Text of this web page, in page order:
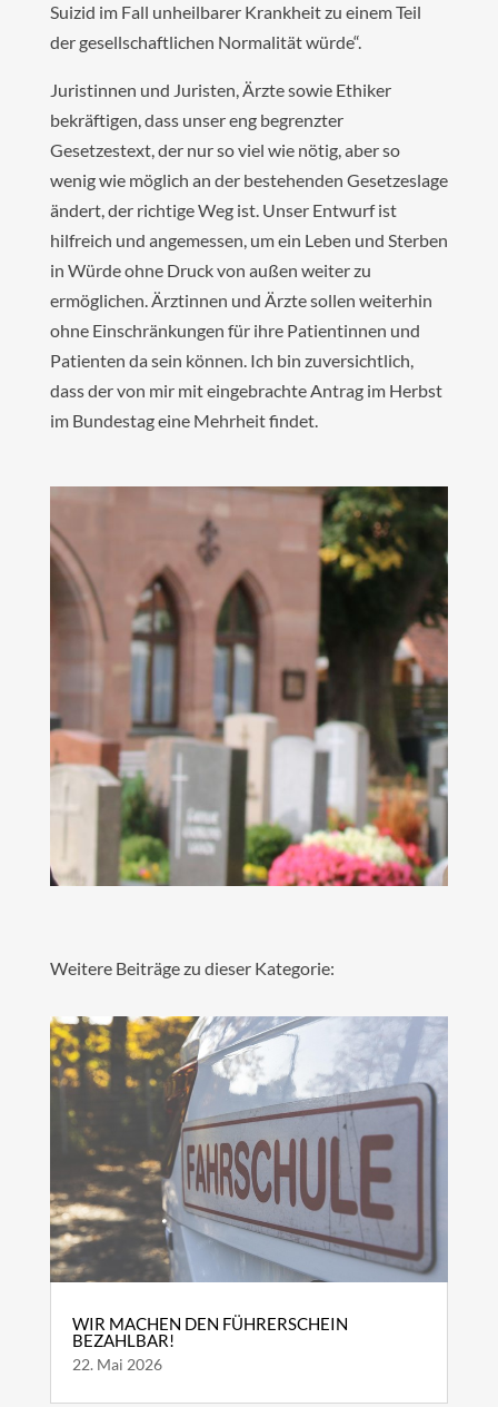
Suizid im Fall unheilbarer Krankheit zu einem Teil
der gesellschaftlichen Normalität würde“.
Juristinnen und Juristen, Ärzte sowie Ethiker
bekräftigen, dass unser eng begrenzter
Gesetzestext, der nur so viel wie nötig, aber so
wenig wie möglich an der bestehenden Gesetzeslage
ändert, der richtige Weg ist. Unser Entwurf ist
hilfreich und angemessen, um ein Leben und Sterben
in Würde ohne Druck von außen weiter zu
ermöglichen. Ärztinnen und Ärzte sollen weiterhin
ohne Einschränkungen für ihre Patientinnen und
Patienten da sein können. Ich bin zuversichtlich,
dass der von mir mit eingebrachte Antrag im Herbst
im Bundestag eine Mehrheit findet.
Weitere Beiträge zu dieser Kategorie:
WIR MACHEN DEN FÜHRERSCHEIN
BEZAHLBAR!
22. Mai 2026